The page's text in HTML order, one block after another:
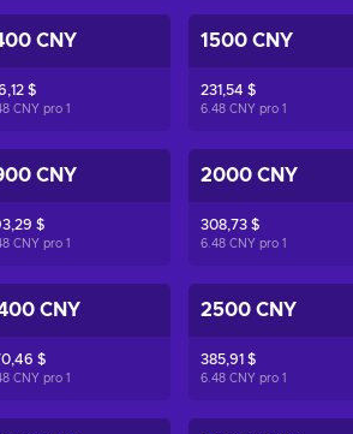
CNY
$
CNY pro1
1500 CNY
231,54 $
6.48 CNY pro1
CNY
$
CNY pro1
2000 CNY
308,73 $
6.48 CNY pro1
CNY
$
CNY pro1
2500 CNY
385,91 $
6.48 CNY pro1